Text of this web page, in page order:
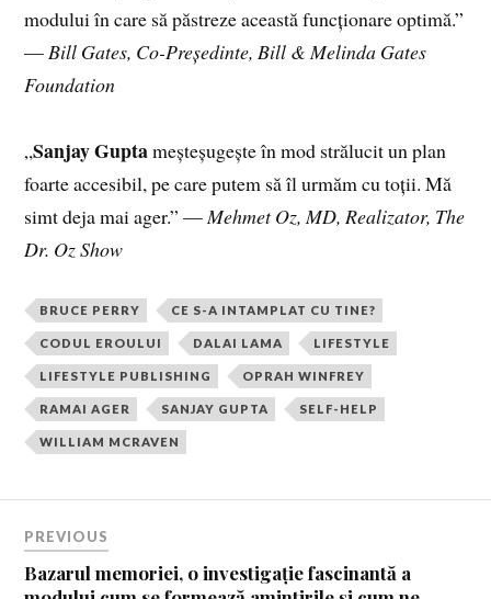
modului în care să păstreze această funcționare optimă.”
— Bill Gates, Co-Președinte, Bill & Melinda Gates
Foundation
„Sanjay Guptameșteșugește în mod strălucit un plan
foarte accesibil, pe care putem să îl urmăm cu toții. Mă
simt deja mai ager.” — Mehmet Oz, MD, Realizator, The
Dr. Oz Show
BRUCE PERRY CE S-A INTAMPLAT CU TINE?
CODUL EROULUI DALAI LAMA LIFESTYLE
LIFESTYLE PUBLISHING OPRAH WINFREY
RAMAI AGER SANJAY GUPTA SELF-HELP
WILLIAM MCRAVEN
PREVIOUS
Bazarul memoriei, o investigație fascinantă a